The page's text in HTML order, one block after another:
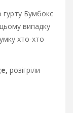
гурту Бумбокс
випадку
хто-хто
розігріли